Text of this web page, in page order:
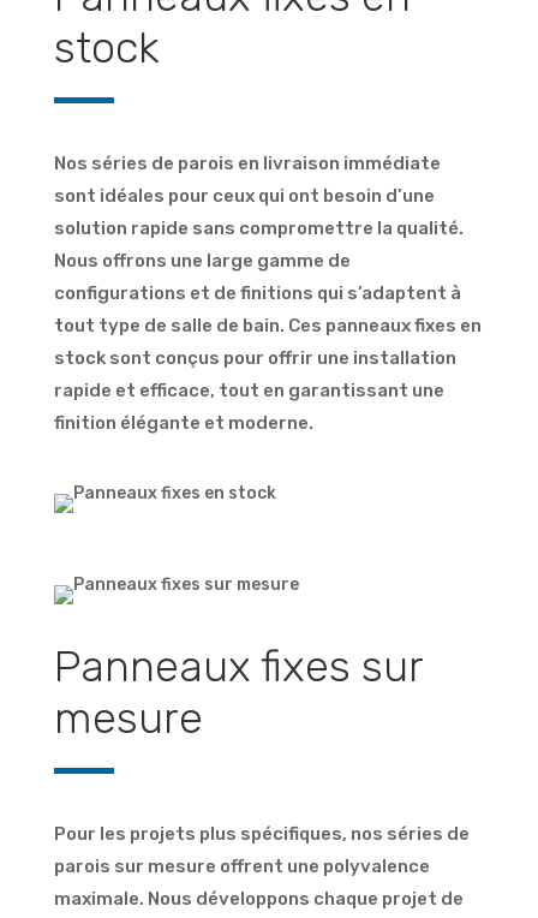
stock
Nos séries de parois en livraison immédiate
sont idéales pour ceux qui ont besoin d’une
solution rapide sans compromettre la qualité.
Nous offrons une large gamme de
configurations et de finitions qui s’adaptent à
tout type de salle de bain. Ces panneaux fixes en
stock sont conçus pour offrir une installation
rapide et efficace, tout en garantissant une
finition élégante et moderne.
Panneaux fixes sur
mesure
Pour les projets plus spécifiques, nos séries de
parois sur mesure offrent une polyvalence
maximale. Nous développons chaque projet de